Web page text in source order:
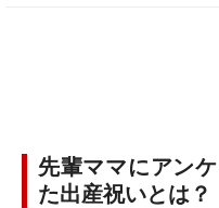
先輩ママにアン
た出産祝いとは？